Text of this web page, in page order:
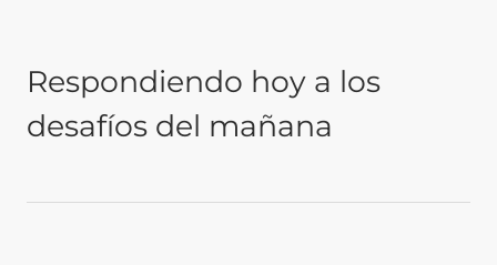
Respondiendo hoy a los
desafíos del mañana